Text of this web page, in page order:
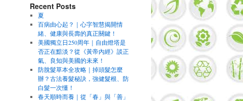
Recent Posts
夏
百病由心起？｜心字智慧揭開情
緒、健康與長壽的真正關鍵！
美國獨立日250周年｜自由燈塔是
否正在黯淡？從《黃帝內經》談正
氣、良知與美國的未來！
防脫髮草本全攻略｜掉頭髮怎麼
辦？古法養髮秘訣，強健髮根、防
白髮一次懂！
春天順時而養｜從「春」與「善」